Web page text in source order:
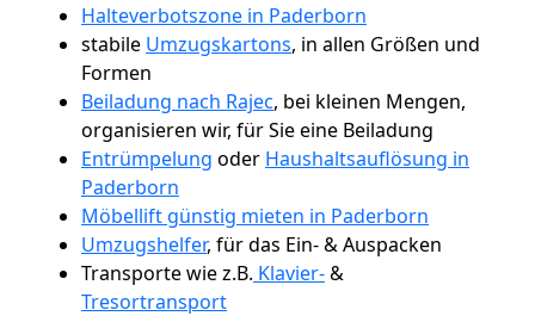
Halteverbotszone in Paderborn
stabile Umzugskartons, in allen Größen und
Formen
Beiladung nach Rajec, bei kleinen Mengen,
organisieren wir, für Sie eine Beiladung
Entrümpelung oder Haushaltsauflösung in
Paderborn
Möbellift günstig mieten in Paderborn
Umzugshelfer, für das Ein- & Auspacken
Transporte wie z.B. Klavier-&
Tresortransport